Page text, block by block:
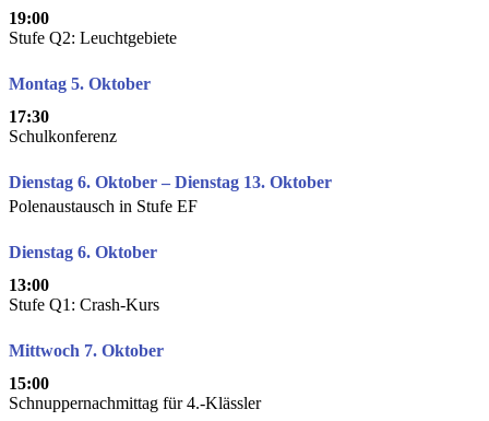
19:00
Stufe Q2: Leuchtgebiete
Montag 5. Oktober
17:30
Schulkonferenz
Dienstag 6. Oktober – Dienstag 13. Oktober
Polenaustausch in Stufe EF
Dienstag 6. Oktober
13:00
Stufe Q1: Crash-Kurs
Mittwoch 7. Oktober
15:00
Schnuppernachmittag für 4.-Klässler